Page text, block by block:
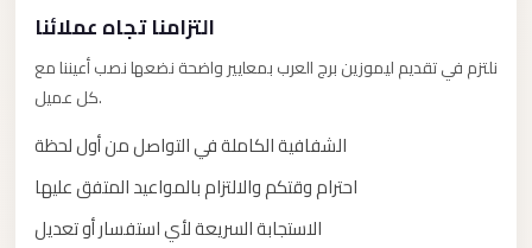
التزامنا تجاه عملائنا
نلتزم في تقديم ليموزين برج العرب بمعايير واضحة نضعها نصب أعيننا مع
كل عميل.
الشفافية الكاملة في التواصل من أول لحظة
احترام وقتكم والالتزام بالمواعيد المتفق عليها
الاستجابة السريعة لأي استفسار أو تعديل
Saint
Catherine
Transfer
Pyramids
Taxi
Private